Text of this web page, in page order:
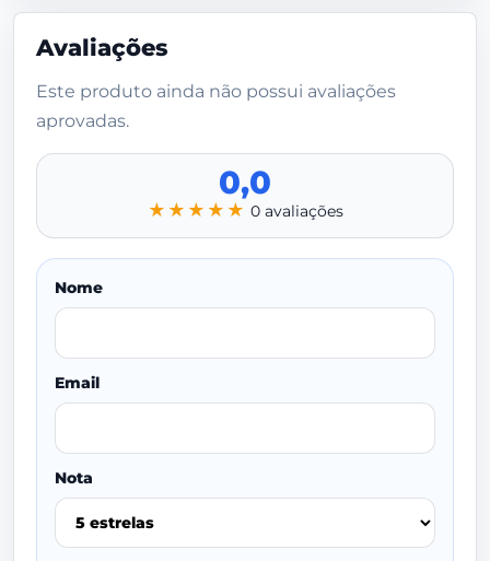
Avaliações
Este produto ainda não possui avaliações
aprovadas.
0,0
★★★★★ 0 avaliações
Nome
Email
Nota